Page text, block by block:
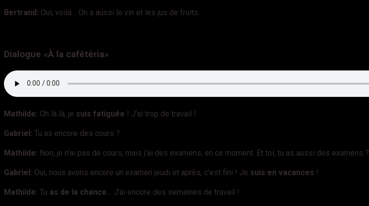
Bertrand: Oui, voilà… On a aussi le vin et les jus de fruits.
Dialogue «À la cafétéria»
Mathilde: Oh là là, je suis fatiguée ! J’ai trop de travail !
Gabriel: Tu as encore des cours ?
Mathilde: Non, je n’ai pas de cours, mais j’ai des examens, en ce moment. Et toi, tu as aussi des examens ?
Gabriel: Oui, nous avons encore un examen jeudi et après, c’est fini ! Je suis en vacances !
Mathilde: Tu as de la chance. .. J’ai encore des semaines de travail !